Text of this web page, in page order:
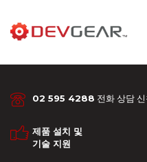
02 595 4288 전화 상담 신
제품 설치 및
기술 지원